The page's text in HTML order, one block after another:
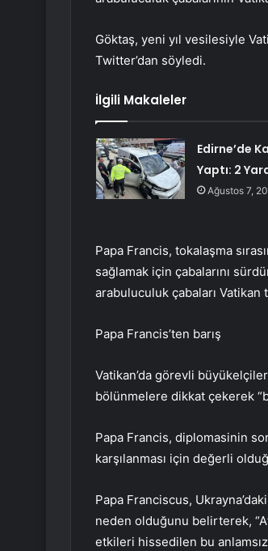
Göktaş, yeni yıl vesilesiyle
Twitter’dan söyledi.
İlgili Makaleler
Edirne’de
Yaptı: 2
Ağustos 7,
Papa Francis, tokalaşma
sağlamak için çabalarını
arabuluculuk çabaları Vatikan
Papa Francis’ten barış
Vatikan’da görevli
bölünmelere dikkat çekerek
Papa Francis, diplomasinin
karşılanması için değerli
Papa Franciscus,
neden olduğunu belirterek,
etkileri hissedilen bu